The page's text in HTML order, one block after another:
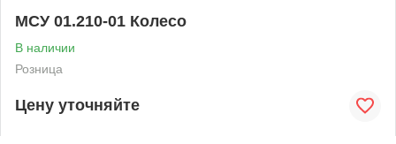
МСУ 01.210-01 Колесо
В наличии
Розница
Цену уточняйте